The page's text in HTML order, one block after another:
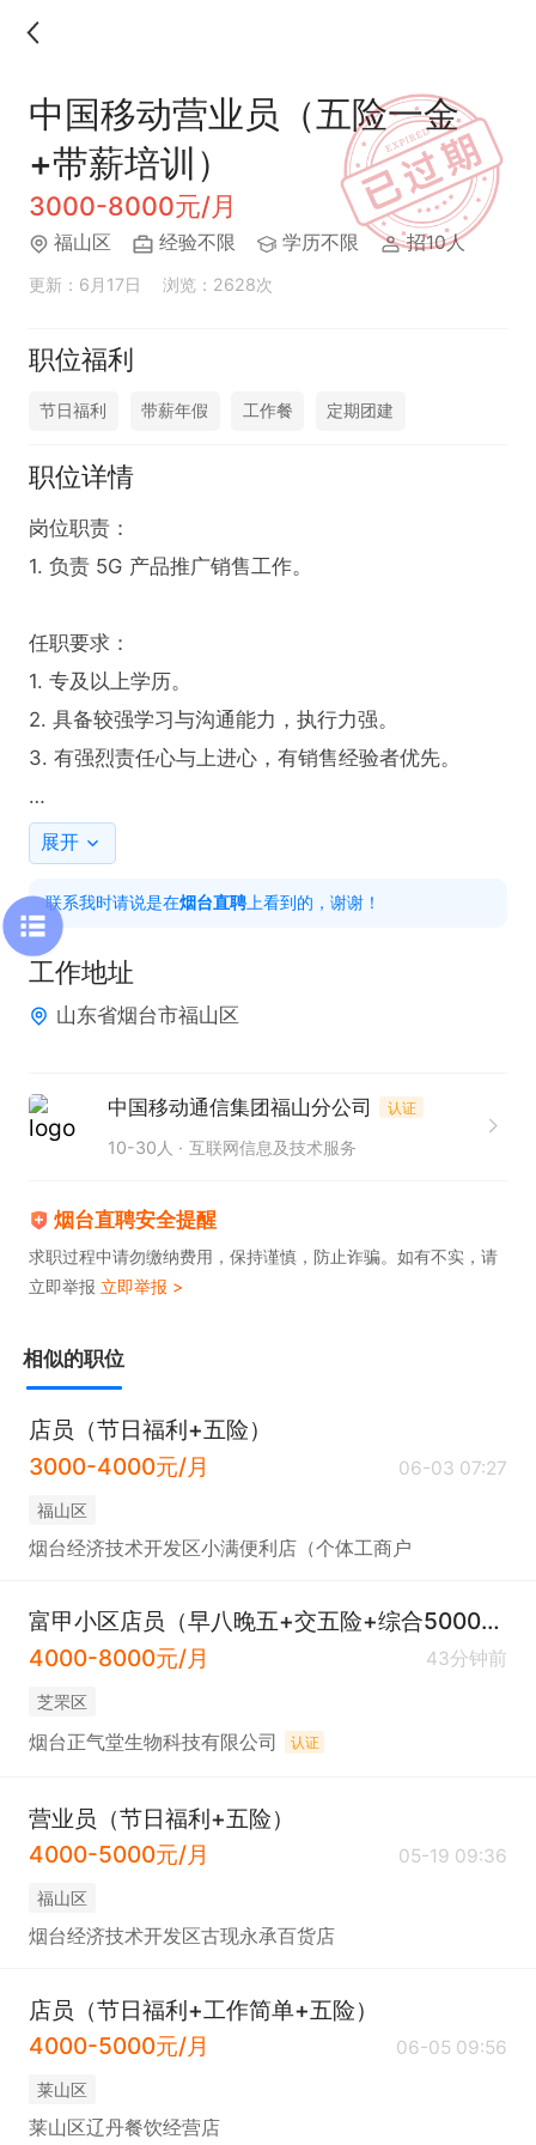
中国移动营业员（五险一金
+带薪培训）
3000-8000元/月
福山区 经验不限 学历不限 招10人
更新：6月17日 浏览：2628次
职位福利
节日福利 带薪年假 工作餐 定期团建
职位详情
岗位职责：
1. 负责 5G 产品推广销售工作。
任职要求：
1. 专及以上学历。
2. 具备较强学习与沟通能力，执行力强。
3. 有强烈责任心与上进心，有销售经验者优先。
薪资待遇：
努力干 10K+，多劳多得。缴纳保险，还有学习资源助
力成长。
备注：请致电联系时，说明是烟台直聘看到的。
展开
联系我时请说是在烟台直聘 上看到的，谢谢！
工作地址
山东省烟台市福山区
中国移动通信集团福山分公司 认证
10-30人 互联网信息及技术服务
烟台直聘安全提醒
求职过程中请勿缴纳费用，保持谨慎，防止诈骗。如有不实，请
立即举报 立即举报 >
相似的职位
店员（节日福利+五险）
3000-4000元/月
06-03 07:27
福山区
烟台经济技术开发区小满便利店（个体工商户
富甲小区店员（早八晚五+交五险+综合5000+）
4000-8000元/月
43分钟前
芝罘区
烟台正气堂生物科技有限公司 认证
营业员（节日福利+五险）
4000-5000元/月
05-19 09:36
福山区
烟台经济技术开发区古现永承百货店
店员（节日福利+工作简单+五险）
4000-5000元/月
06-05 09:56
莱山区
莱山区辽丹餐饮经营店